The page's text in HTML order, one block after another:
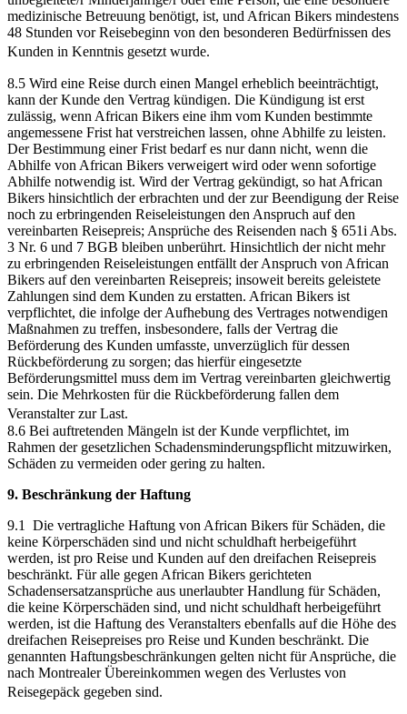
medizinische Betreuung benötigt, ist, und African Bikers mindestens
48 Stunden vor Reisebeginn von den besonderen Bedürfnissen des
Kunden in Kenntnis gesetzt wurde.
8.5 Wird eine Reise durch einen Mangel erheblich beeinträchtigt,
kann der Kunde den Vertrag kündigen. Die Kündigung ist erst
zulässig, wenn African Bikers eine ihm vom Kunden bestimmte
angemessene Frist hat verstreichen lassen, ohne Abhilfe zu leisten.
Der Bestimmung einer Frist bedarf es nur dann nicht, wenn die
Abhilfe von African Bikers verweigert wird oder wenn sofortige
Abhilfe notwendig ist. Wird der Vertrag gekündigt, so hat African
Bikers hinsichtlich der erbrachten und der zur Beendigung der Reise
noch zu erbringenden Reiseleistungen den Anspruch auf den
vereinbarten Reisepreis; Ansprüche des Reisenden nach § 651i Abs.
3 Nr. 6 und 7 BGB bleiben unberührt. Hinsichtlich der nicht mehr
zu erbringenden Reiseleistungen entfällt der Anspruch von African
Bikers auf den vereinbarten Reisepreis; insoweit bereits geleistete
Zahlungen sind dem Kunden zu erstatten. African Bikers ist
verpflichtet, die infolge der Aufhebung des Vertrages notwendigen
Maßnahmen zu treffen, insbesondere, falls der Vertrag die
Beförderung des Kunden umfasste, unverzüglich für dessen
Rückbeförderung zu sorgen; das hierfür eingesetzte
Beförderungsmittel muss dem im Vertrag vereinbarten gleichwertig
sein. Die Mehrkosten für die Rückbeförderung fallen dem
Veranstalter zur Last.
8.6 Bei auftretenden Mängeln ist der Kunde verpflichtet, im
Rahmen der gesetzlichen Schadensminderungspflicht mitzuwirken,
Schäden zu vermeiden oder gering zu halten.
9. Beschränkung der Haftung
9.1 Die vertragliche Haftung von African Bikers für Schäden, die
keine Körperschäden sind und nicht schuldhaft herbeigeführt
werden, ist pro Reise und Kunden auf den dreifachen Reisepreis
beschränkt. Für alle gegen African Bikers gerichteten
Schadensersatzansprüche aus unerlaubter Handlung für Schäden,
die keine Körperschäden sind, und nicht schuldhaft herbeigeführt
werden, ist die Haftung des Veranstalters ebenfalls auf die Höhe des
dreifachen Reisepreises pro Reise und Kunden beschränkt. Die
genannten Haftungsbeschränkungen gelten nicht für Ansprüche, die
nach Montrealer Übereinkommen wegen des Verlustes von
Reisegepäck gegeben sind.